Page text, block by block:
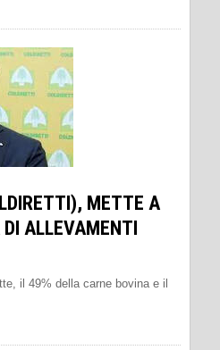
METTE A
ALLEVAMENTI
il 49% della carne bovina e il